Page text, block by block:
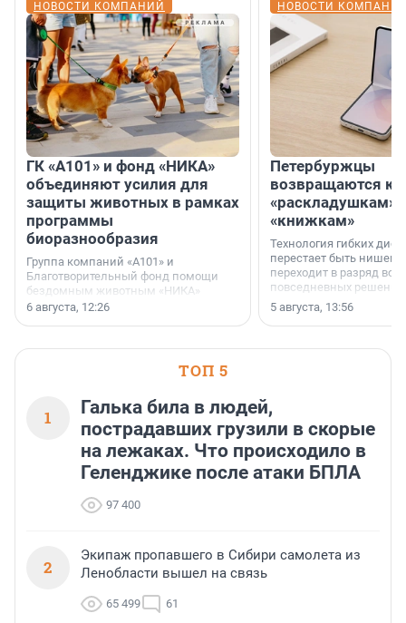
НОВОСТИ КОМПАНИЙ
ГК «А101» и фонд «НИКА»
объединяют усилия для
защиты животных в рамках
программы
биоразнообразия
Группа компаний «А101» и
Благотворительный фонд помощи
бездомным животным «НИКА»
заключили соглашение о
6 августа, 12:26
НОВОСТИ
Петербуржцы
возвращаются к
«раскладушкам»
«книжкам»
Технология гибких
перестает быть
переходит в разряд
повседневных
5 августа, 13:56
ТОП 5
1
Галька била в людей,
пострадавших грузили в скорые
на лежаках. Что происходило в
Геленджике после атаки БПЛА
97 400
2
Экипаж пропавшего в Сибири самолета из
Ленобласти вышел на связь
65 499 61